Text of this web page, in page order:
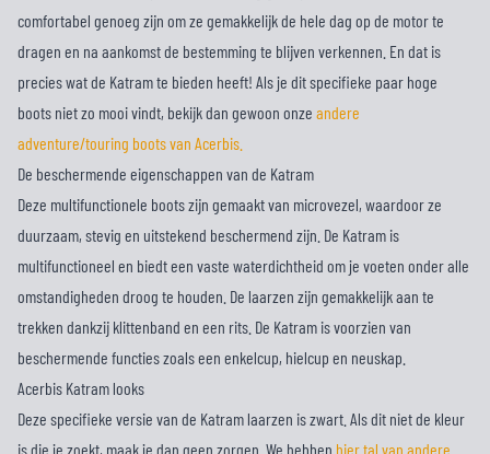
comfortabel genoeg zijn om ze gemakkelijk de hele dag op de motor te
dragen en na aankomst de bestemming te blijven verkennen. En dat is
precies wat de Katram te bieden heeft! Als je dit specifieke paar hoge
boots niet zo mooi vindt, bekijk dan gewoon onze andere
adventure/touring boots van Acerbis.
De beschermende eigenschappen van de Katram
Deze multifunctionele boots zijn gemaakt van microvezel, waardoor ze
duurzaam, stevig en uitstekend beschermend zijn. De Katram is
multifunctioneel en biedt een vaste waterdichtheid om je voeten onder alle
omstandigheden droog te houden. De laarzen zijn gemakkelijk aan te
trekken dankzij klittenband en een rits. De Katram is voorzien van
beschermende functies zoals een enkelcup, hielcup en neuskap.
Acerbis Katram looks
Deze specifieke versie van de Katram laarzen is zwart. Als dit niet de kleur
is die je zoekt, maak je dan geen zorgen. We hebben hier tal van andere